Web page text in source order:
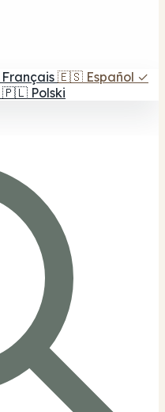
Français 🇪🇸 Español ✓
🇵🇱 Polski